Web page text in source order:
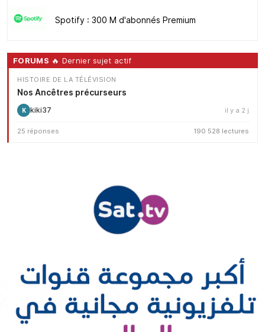
Spotify : 300 M d'abonnés Premium
FORUMS 🔥 Dernier sujet actif
HISTOIRE DE LA TÉLÉVISION
Nos Ancêtres précurseurs
K kiki37 il y a 2 j
25 réponses 190 528 lectures